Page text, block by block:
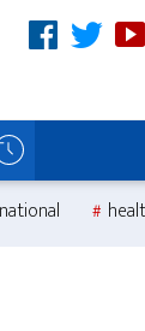
national